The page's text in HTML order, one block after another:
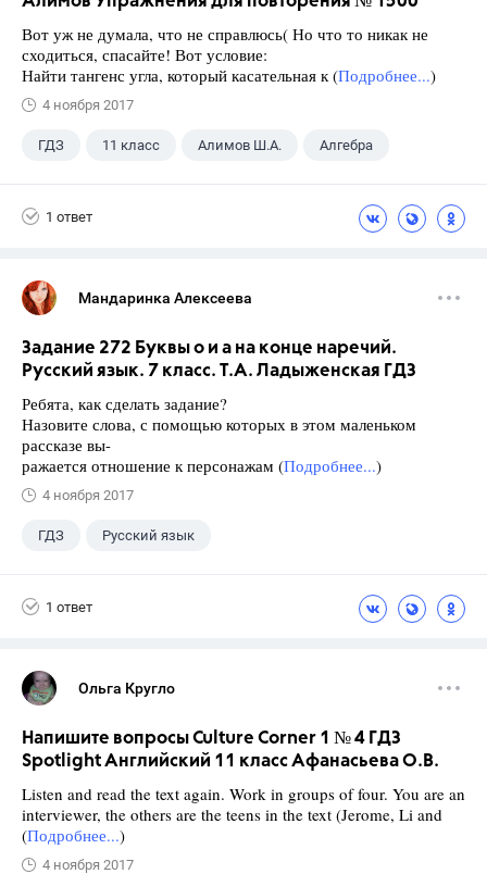
Вот уж не думала, что не справлюсь( Но что то никак не
сходиться, спасайте! Вот условие:
Найти тангенс угла, который касательная к (Подробнее...)
4 ноября 2017
ГДЗ 11 класс Алимов Ш.А. Алгебра
1 ответ
Мандаринка Алексеева
Задание 272 Буквы о и а на конце наречий.
Русский язык. 7 класс. Т.А. Ладыженская ГДЗ
Ребята, как сделать задание?
Назовите слова, с помощью которых в этом маленьком
рассказе вы-
ражается отношение к персонажам (Подробнее...)
4 ноября 2017
ГДЗ Русский язык
1 ответ
Ольга Кругло
Напишите вопросы Culture Corner 1 № 4 ГДЗ
Spotlight Английский 11 класс Афанасьева О.В.
Listen and read the text again. Work in groups of four. You are an
interviewer, the others are the teens in the text (Jerome, Li and
(Подробнее...)
4 ноября 2017